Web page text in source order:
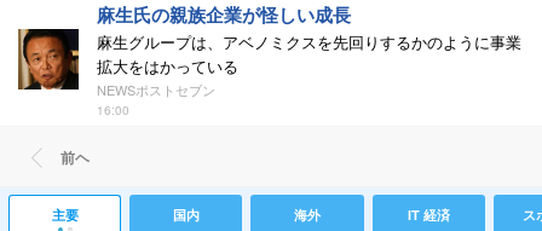
麻生氏の親族企業が怪しい成長
麻生グループは、アベノミクスを先回りするかのように事業
拡大をはかっている
NEWSポストセブン
16:00
前ヘ
主要 国内 海外 IT 経済 ス